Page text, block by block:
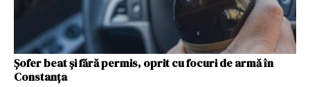
Şofer beat şi fără permis, oprit cu focuri de armă în
Constanţa